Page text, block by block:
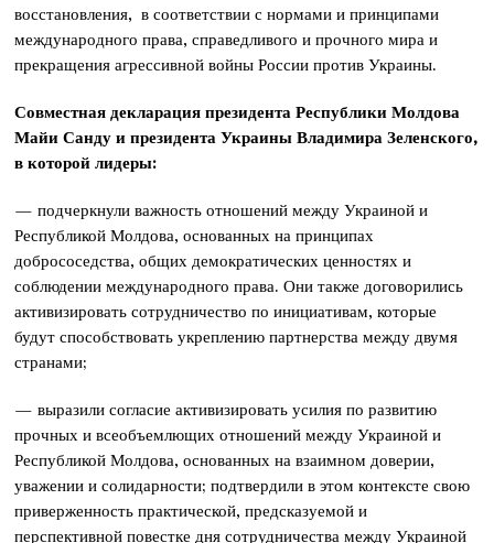
восстановления, в соответствии с нормами и принципами
международного права, справедливого и прочного мира и
прекращения агрессивной войны России против Украины.
Совместная декларация президента Республики Молдова
Майи Санду и президента Украины Владимира Зеленского,
в которой лидеры:
— подчеркнули важность отношений между Украиной и
Республикой Молдова, основанных на принципах
добрососедства, общих демократических ценностях и
соблюдении международного права. Они также договорились
активизировать сотрудничество по инициативам, которые
будут способствовать укреплению партнерства между двумя
странами;
— выразили согласие активизировать усилия по развитию
прочных и всеобъемлющих отношений между Украиной и
Республикой Молдова, основанных на взаимном доверии,
уважении и солидарности; подтвердили в этом контексте свою
приверженность практической, предсказуемой и
перспективной повестке дня сотрудничества между Украиной